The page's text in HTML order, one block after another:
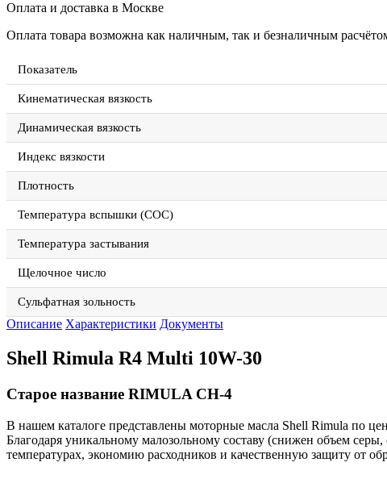
Оплата и доставка в Москве
Оплата товара возможна как наличным, так и безналичным
Показатель
Кинематическая вязкость
Динамическая вязкость
Индекс вязкости
Плотность
Температура вспышки (СОС)
Температура застывания
Щелочное число
Сульфатная зольность
Описание Характеристики Документы
Shell Rimula R4 Multi 10W-30
Старое название RIMULA CH-4
В нашем каталоге представлены моторные масла Shell Rimula по
Благодаря уникальному малозольному составу (снижен объем
температурах, экономию расходников и качественную защиту от